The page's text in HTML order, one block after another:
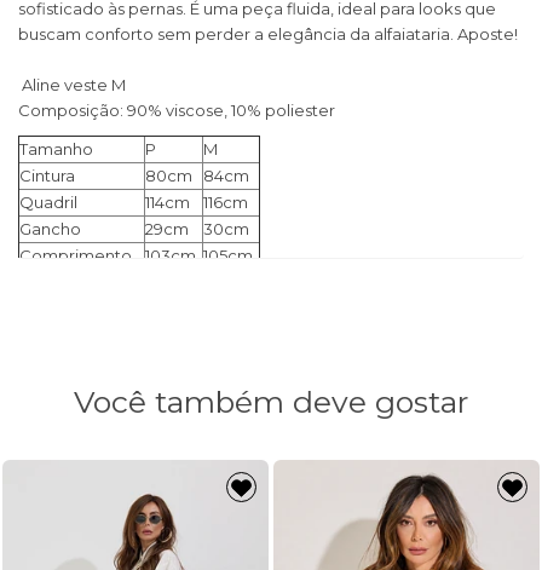
sofisticado às pernas. É uma peça fluida, ideal para looks que
buscam conforto sem perder a elegância da alfaiataria. Aposte!
Aline veste M
Composição: 90% viscose, 10% poliester
Tamanho
P
M
Cintura
80cm
84cm
Quadril
114cm
116cm
Gancho
29cm
30cm
Comprimento
103cm 105cm
Você também deve gostar